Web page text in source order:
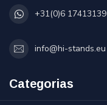
+31(0)6 17413139
info@hi-stands.eu
Categorias